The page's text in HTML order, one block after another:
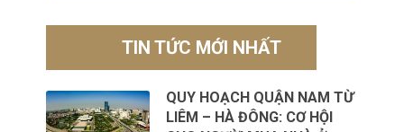
TIN TỨC MỚI NHẤT
QUY HOẠCH QUẬN NAM TỪ
LIÊM – HÀ ĐÔNG: CƠ HỘI